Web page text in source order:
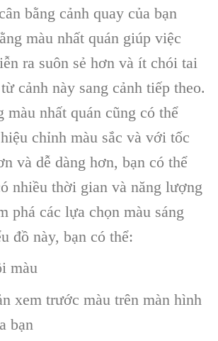
bằng cảnh quay của bạn
màu nhất quán giúp việc
ra suôn sẻ hơn và ít chói tai
cảnh này sang cảnh tiếp theo.
màu nhất quán cũng có thể
chỉnh màu sắc và với tốc
và dễ dàng hơn, bạn có thể
nhiều thời gian và năng lượng
phá các lựa chọn màu sáng
đồ này, bạn có thể:
màu
xem trước màu trên màn hình
bạn